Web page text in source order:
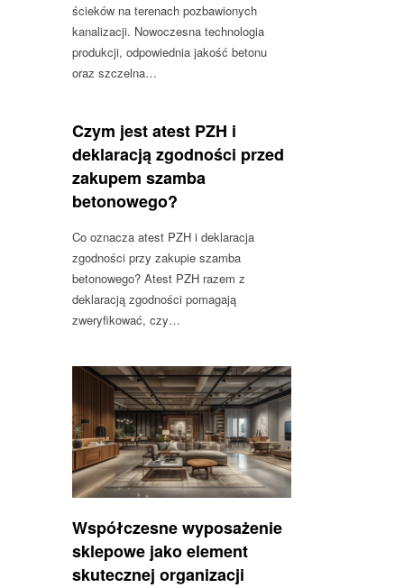
ścieków na terenach pozbawionych
kanalizacji. Nowoczesna technologia
produkcji, odpowiednia jakość betonu
oraz szczelna…
Czym jest atest PZH i
deklaracją zgodności przed
zakupem szamba
betonowego?
Co oznacza atest PZH i deklaracja
zgodności przy zakupie szamba
betonowego? Atest PZH razem z
deklaracją zgodności pomagają
zweryfikować, czy…
Współczesne wyposażenie
sklepowe jako element
skutecznej organizacji